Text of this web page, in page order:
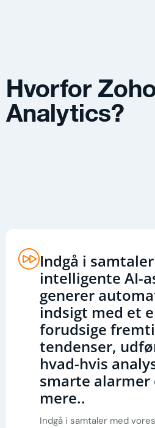
Hvorfor
Analytics?
Indgå i
intelligente AI-
generer
indsigt med et
forudsige
tendenser,
hvad-hvis
smarte alarmer
mere..
Indgå i samtaler med